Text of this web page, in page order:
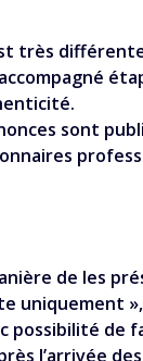
très
sont
de les
possibilité
l’arrivée